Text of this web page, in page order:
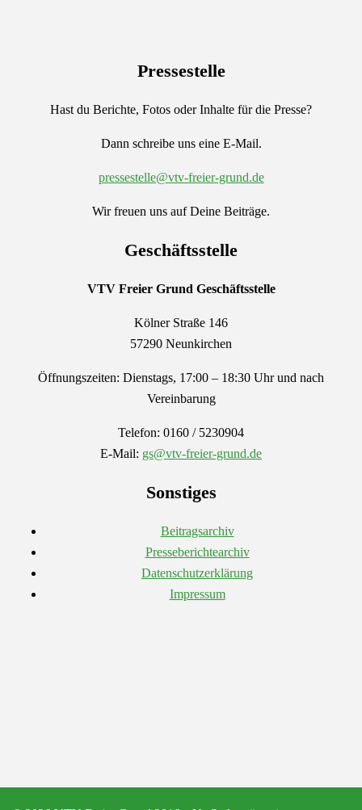
Pressestelle
Hast du Berichte, Fotos oder Inhalte für die Presse?
Dann schreibe uns eine E-Mail.
pressestelle@vtv-freier-grund.de
Wir freuen uns auf Deine Beiträge.
Geschäftsstelle
VTV Freier Grund Geschäftsstelle
Kölner Straße 146
57290 Neunkirchen
Öffnungszeiten: Dienstags, 17:00 – 18:30 Uhr und nach
Vereinbarung
Telefon: 0160 / 5230904
E-Mail: gs@vtv-freier-grund.de
Sonstiges
Beitragsarchiv
Presseberichtearchiv
Datenschutzerklärung
Impressum